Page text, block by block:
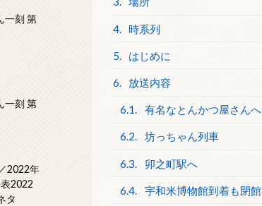
4. 時系列
5. はじめに
6. 放送内容
6.1. 有名なとんかつ屋さんへ
6.2. 坊っちゃん列車
6.3. 卯之町駅へ
6.4. 宇和米博物館到着も閉館
一刻 第
一刻 第
2022年
2022
タ